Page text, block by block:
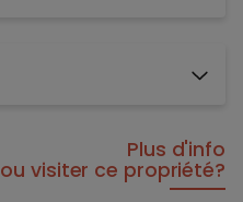
Plus d'info
ou visiter ce propriété?